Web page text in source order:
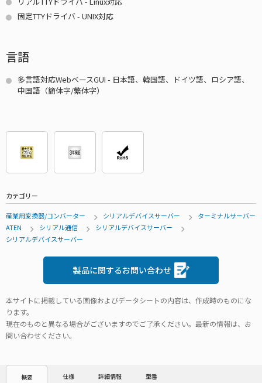
固定TTYドライバ - UNIX対応
言語
多言語対応WebベースGUI - 日本語、韓国語、ドイツ語、ロシア語、
中国語（簡体字/繁体字）
カテゴリー
産業用変換器/コンバーター シリアルデバイスサーバー
ターミナルサーバー
ATEN
シリアル通信
シリアルデバイスサーバー
シリアルデバイスサーバー
製品に関するお問い合わせ
本サイトに掲載している画像およびデータシートの内容は、作成時のものにな
ります。
現在のものと異なる場合がございますのでご了承ください。最新の情報は、お
問い合わせください。
概要 仕様 詳細情報 型番